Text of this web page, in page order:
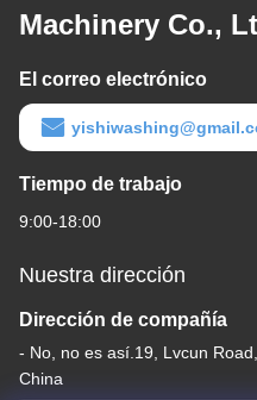
Machinery Co.,
El correo electrónico
Tiempo de trabajo
9:00-18:00
Nuestra dirección
Dirección de compañía
- No, no es así.19, Lvcun
China